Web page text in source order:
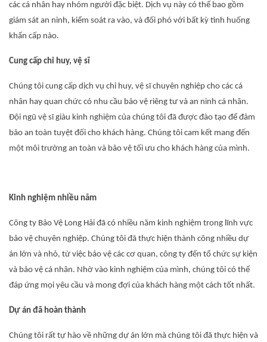
các cá nhân hay nhóm người đặc biệt. Dịch vụ này có thể bao gồm
giám sát an ninh, kiểm soát ra vào, và đối phó với bất kỳ tình huống
khẩn cấp nào.
Cung cấp chỉ huy, vệ sĩ
Chúng tôi cung cấp dịch vụ chỉ huy, vệ sĩ chuyên nghiệp cho các cá
nhân hay quan chức có nhu cầu bảo vệ riêng tư và an ninh cá nhân.
Đội ngũ vệ sĩ giàu kinh nghiệm của chúng tôi đã được đào tạo để đảm
bảo an toàn tuyệt đối cho khách hàng. Chúng tôi cam kết mang đến
một môi trường an toàn và bảo vệ tối ưu cho khách hàng của mình.
Kinh nghiệm nhiều năm
Công ty Bảo Vệ Long Hải đã có nhiều năm kinh nghiệm trong lĩnh vực
bảo vệ chuyên nghiệp. Chúng tôi đã thực hiện thành công nhiều dự
án lớn và nhỏ, từ việc bảo vệ các cơ quan, công ty đến tổ chức sự kiện
và bảo vệ cá nhân. Nhờ vào kinh nghiệm của mình, chúng tôi có thể
đáp ứng mọi yêu cầu và mong đợi của khách hàng một cách tốt nhất.
Dự án đã hoàn thành
Chúng tôi rất tự hào về những dự án lớn mà chúng tôi đã thực hiện và